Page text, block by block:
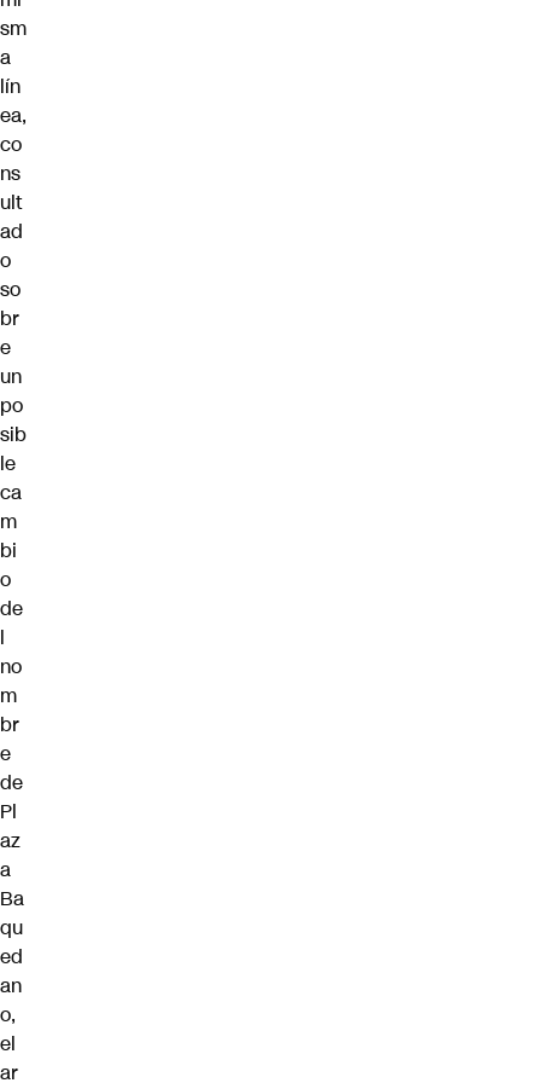
sm
a
lín
ea,
co
ns
ult
ad
o
so
br
e
un
po
sib
le
ca
m
bi
o
de
l
no
m
br
e
de
Pl
az
a
Ba
qu
ed
an
o,
el
ar